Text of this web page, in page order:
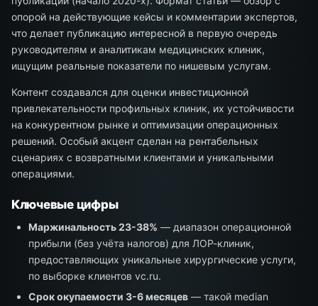
опорой на действующие кейсы и комментарии экспертов,
что делает публикацию интересной в первую очередь
руководителям и аналитикам медицинских клиник,
ищущим реальные показатели по нишевым услугам.
Контент создавался для оценки инвестиционной
привлекательности профильных клиник, их устойчивости
на конкурентном рынке и оптимизации операционных
решений. Особый акцент сделан на рентабельных
сценариях с возвратными клиентами и уникальными
операциями.
Ключевые цифры
Маржинальность 23-38% — диапазон операционной
прибыли (без учёта налогов) для ЛОР-клиник,
предоставляющих уникальные хирургические услуги,
по выборке клиентов vc.ru.
Срок окупаемости 3-6 месяцев — такой median